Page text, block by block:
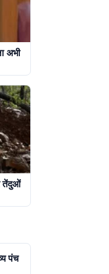
अभी
तेंदुओं
पंच